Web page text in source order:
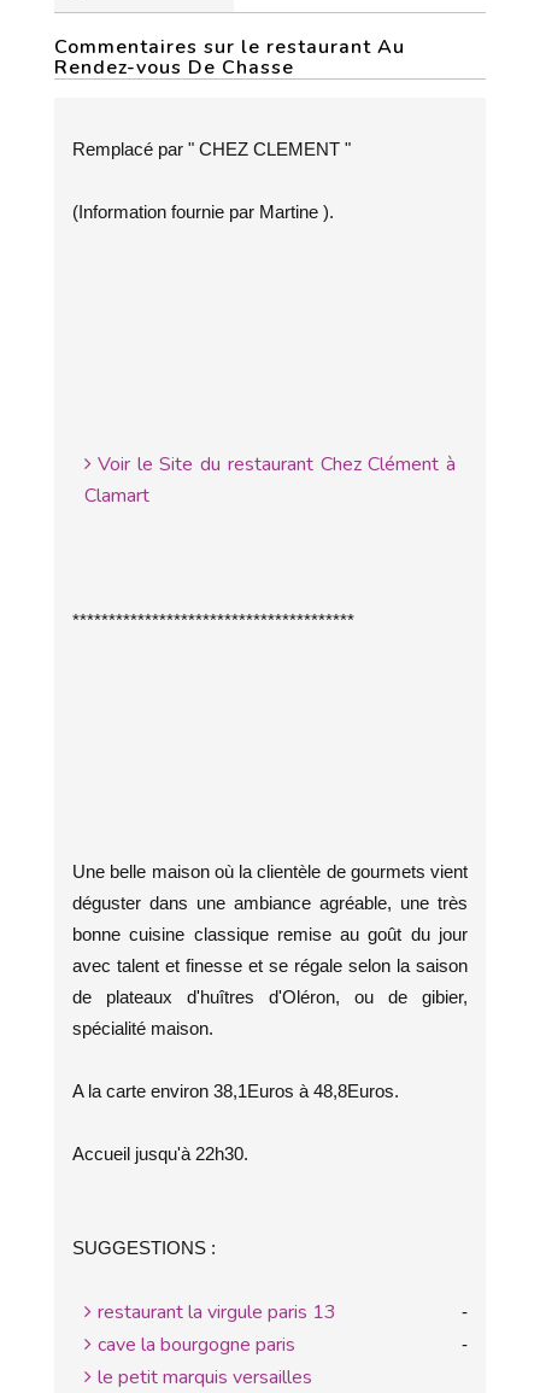
Commentaires sur le restaurant Au
Rendez-vous De Chasse
Remplacé par " CHEZ CLEMENT "
(Information fournie par Martine ).
Voir le Site du restaurant Chez Clément à
Clamart
***************************************
Une belle maison où la clientèle de gourmets vient
déguster dans une ambiance agréable, une très
bonne cuisine classique remise au goût du jour
avec talent et finesse et se régale selon la saison
de plateaux d'huîtres d'Oléron, ou de gibier,
spécialité maison.
A la carte environ 38,1Euros à 48,8Euros.
Accueil jusqu'à 22h30.
SUGGESTIONS :
restaurant la virgule paris 13 -
cave la bourgogne paris -
le petit marquis versailles